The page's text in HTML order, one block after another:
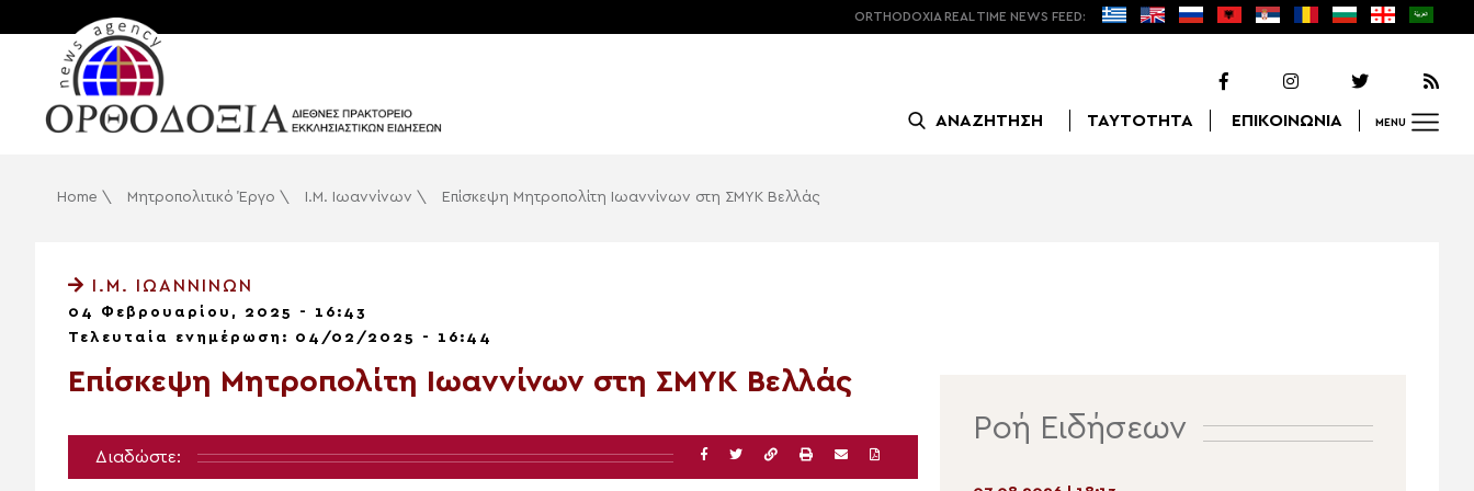
ORTHODOXIA REAL TIME NEWS FEED:
ΑΝΑΖΗΤΗΣΗ ΤΑΥΤΟΤΗΤΑ ΕΠΙΚΟΙΝΩΝΙΑ MENU
Home \ Μητροπολιτικό Έργο \ Ι.Μ. Ιωαννίνων \ Επίσκεψη Μητροπολίτη Ιωαννίνων στη ΣΜΥΚ Βελλάς
Ι.Μ. ΙΩΑΝΝΊΝΩΝ
04 Φεβρουαρίου, 2025 - 16:43
Τελευταία ενημέρωση: 04/02/2025 - 16:44
Επίσκεψη Μητροπολίτη Ιωαννίνων στη ΣΜΥΚ Βελλάς
Διαδώστε:
Ροή Ειδήσεων